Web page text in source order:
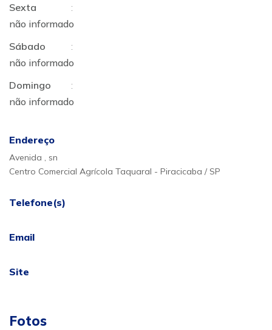
Sexta
:
não informado
Sábado
:
não informado
Domingo
:
não informado
Endereço
Avenida , sn
Centro Comercial Agrícola Taquaral - Piracicaba / SP
Telefone(s)
Email
Site
Fotos